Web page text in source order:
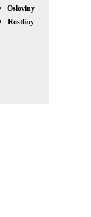
Osloviny
Rostliny